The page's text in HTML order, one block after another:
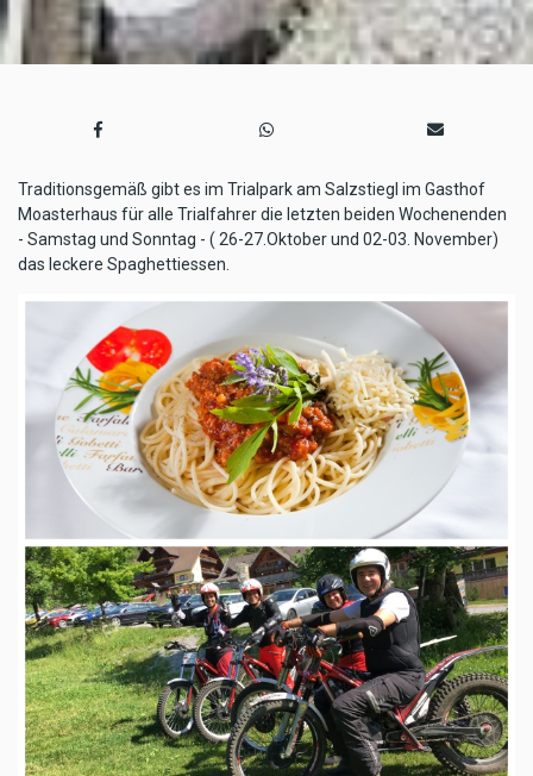
Traditionsgemäß gibt es im Trialpark am Salzstiegl im Gasthof
Moasterhaus für alle Trialfahrer die letzten beiden Wochenenden
- Samstag und Sonntag - ( 26-27.Oktober und 02-03. November)
das leckere Spaghettiessen.